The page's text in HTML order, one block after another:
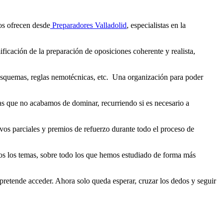
ofrecen desde Preparadores Valladolid, especialistas en la
de la preparación de oposiciones coherente y realista,
reglas nemotécnicas, etc. Una organización para poder
que no acabamos de dominar, recurriendo si es necesario a
parciales y premios de refuerzo durante todo el proceso de
temas, sobre todo los que hemos estudiado de forma más
acceder. Ahora solo queda esperar, cruzar los dedos y seguir